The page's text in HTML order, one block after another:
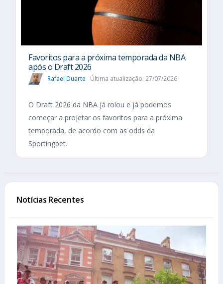
Favoritos para a próxima temporada da NBA
após o Draft 2026
Rafael Duarte Última atualização: 27/07/2026
O Draft 2026 da NBA já rolou e já podemos
começar a projetar os favoritos para a próxima
temporada, de acordo com as odds da
Sportingbet.
Notícias Recentes